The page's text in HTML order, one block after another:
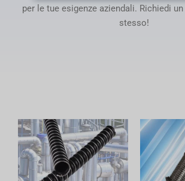
per le tue esigenze aziendali. Richiedi
stesso!